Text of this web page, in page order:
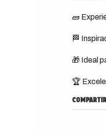
🧱
🏁
🎁 Ideal
🏆